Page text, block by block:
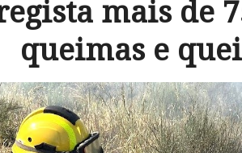
mais de
queimas e